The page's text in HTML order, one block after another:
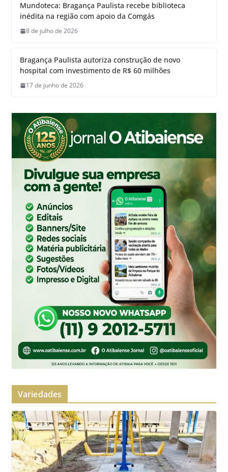
Mundoteca: Bragança Paulista recebe biblioteca
inédita na região com apoio da Comgás
8 de julho de 2026
Bragança Paulista autoriza construção de novo
hospital com investimento de R$ 60 milhões
17 de junho de 2026
Variedades